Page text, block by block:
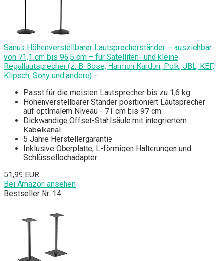
Sanus Höhenverstellbarer Lautsprecherständer – ausziehbar
von 71,1 cm bis 96,5 cm – für Satelliten- und kleine
Regallautsprecher (z. B. Bose, Harmon Kardon, Polk, JBL, KEF,
Klipsch, Sony und andere) –
Passt für die meisten Lautsprecher bis zu 1,6 kg
Höhenverstellbarer Ständer positioniert Lautsprecher
auf optimalem Niveau - 71 cm bis 97 cm
Dickwandige Offset-Stahlsäule mit integriertem
Kabelkanal
5 Jahre Herstellergarantie
Inklusive Oberplatte, L-förmigen Halterungen und
Schlüssellochadapter
51,99 EUR
Bei Amazon ansehen
Bestseller Nr. 14